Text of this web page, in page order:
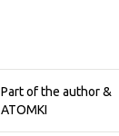
Part of the author &
ATOMKI